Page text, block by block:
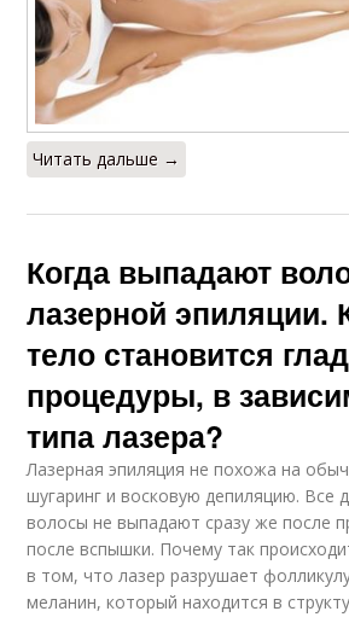
Читать дальше →
Когда выпадают
лазерной эпиляции.
тело становится
процедуры, в
типа лазера?
Лазерная эпиляция не похожа на
шугаринг и восковую депиляцию. Все
волосы не выпадают сразу же после
после вспышки. Почему так
в том, что лазер разрушает
меланин, который находится в